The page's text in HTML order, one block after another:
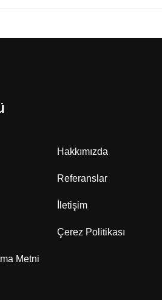
Hakkımızda
Referanslar
İletişim
Çerez Politikası
Metni